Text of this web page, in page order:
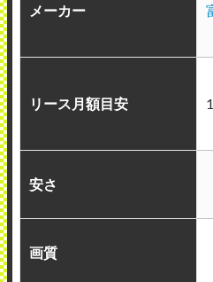
メーカー
リース月額目安
安さ
画質